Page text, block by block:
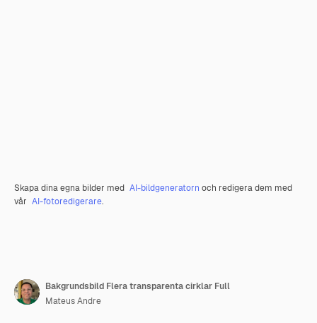
Skapa dina egna bilder med AI-bildgeneratorn och redigera dem med
vår AI-fotoredigerare.
Bakgrundsbild Flera transparenta cirklar Full
Mateus Andre